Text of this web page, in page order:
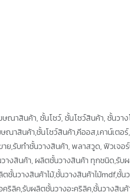
าสินค้า, ชั้นโชว์, ชั้นโชว์สินค้า, ชั้นวา
ณาสินค้า,ชั้นโชว์สินค้า,คีออส,เคาน์เต
บทำชั้นวางสินค้า, พลาสวูด, ฟิวเจอร์
างสินค้า, ผลิตชั้นวางสินค้า ทุกชนิด,รับ
นวางสินค้าไม้,ชั้นวางสินค้าไม้mdf,ชั้น
ลิค,รับผลิตชั้นวางอะคริลิค,ชั้นวางสินค้